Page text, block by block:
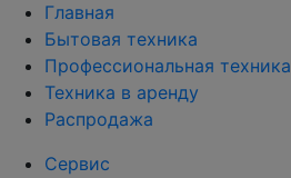
Главная
Бытовая техника
Профессиональная техника
Техника в аренду
Распродажа
Сервис